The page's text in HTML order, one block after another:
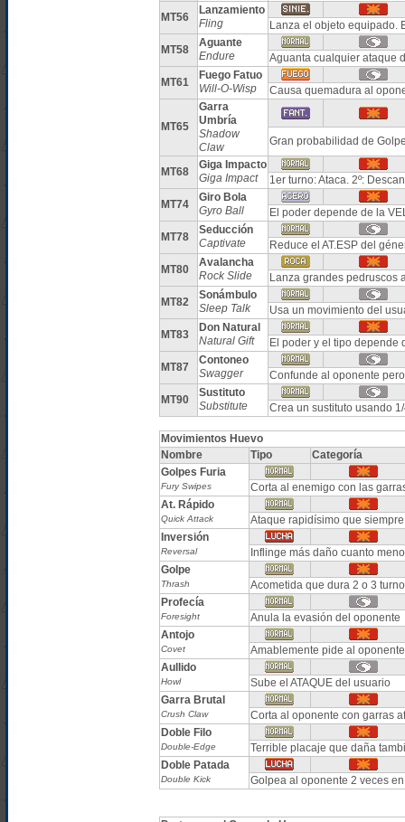
MT56
Lanzamiento
Fling
Lanza el objeto equipado.
MT58
Aguante
Endure
Aguanta cualquier ataque
MT61
Fuego Fatuo
Will-O-Wisp
Causa quemadura al
MT65
Garra
Umbría
Shadow
Claw
Gran probabilidad de
MT68
Giga Impacto
Giga Impact
1er turno: Ataca. 2º:
MT74
Giro Bola
Gyro Ball
El poder depende de la
MT78
Seducción
Captivate
Reduce el AT.ESP del
MT80
Avalancha
Rock Slide
Lanza grandes pedruscos
MT82
Sonámbulo
Sleep Talk
Usa un movimiento del
MT83
Don Natural
Natural Gift
El poder y el tipo depende
MT87
Contoneo
Swagger
Confunde al oponente
MT90
Sustituto
Substitute
Crea un sustituto usando
Movimientos Huevo
Nombre
Tipo
Categoría
Golpes Furia
Fury Swipes
Corta al enemigo con las
At. Rápido
Quick Attack
Ataque rapidísimo que
Inversión
Reversal
Inflinge más daño cuanto
Golpe
Thrash
Acometida que dura 2 o 3
Profecía
Foresight
Anula la evasión del oponente
Antojo
Covet
Amablemente pide al
Aullido
Howl
Sube el ATAQUE del usuario
Garra Brutal
Crush Claw
Corta al oponente con garras
Doble Filo
Double-Edge
Terrible placaje que daña
Doble Patada
Double Kick Golpea al oponente 2 veces